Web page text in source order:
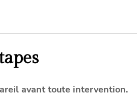
avant toute intervention.